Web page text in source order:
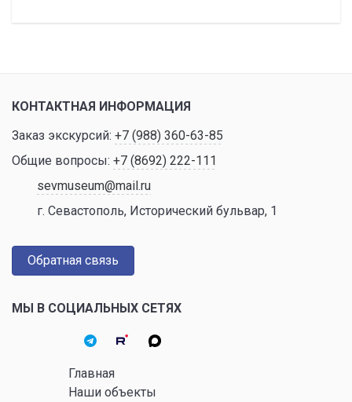
КОНТАКТНАЯ ИНФОРМАЦИЯ
Заказ экскурсий: +7 (988) 360-63-85
Общие вопросы: +7 (8692) 222-111
sevmuseum@mail.ru
г. Севастополь, Исторический бульвар, 1
Обратная связь
МЫ В СОЦИАЛЬНЫХ СЕТЯХ
Главная
Наши объекты